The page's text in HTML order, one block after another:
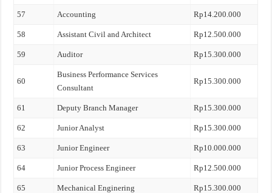
57 Accounting Rp14.200.000
58 Assistant Civil and Architect Rp12.500.000
59 Auditor Rp15.300.000
60
Business Performance Services
Consultant
Rp15.300.000
61 Deputy Branch Manager Rp15.300.000
62 Junior Analyst Rp15.300.000
63 Junior Engineer Rp10.000.000
64 Junior Process Engineer Rp12.500.000
65 Mechanical Enginering Rp15.300.000